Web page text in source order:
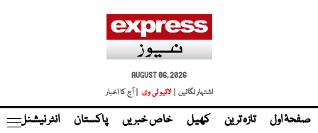
AUGUST 06, 2026
اشتہار لگائیں |
لائیو ٹی وی | آج کا اخبار
صفحۂ اول تازہ ترین کھیل خاص خبریں پاکستان انٹر نیشنل